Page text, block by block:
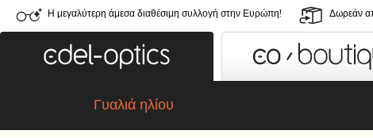
Η μεγαλύτερη άμεσα διαθέσιμη συλλογή στην Ευρώπη! Δωρεάν
Γυαλιά ηλίου